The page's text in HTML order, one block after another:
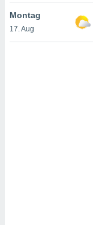
Sie
Montag
17. Aug